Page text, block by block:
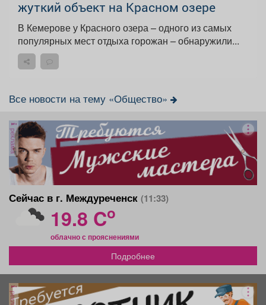
жуткий объект на Красном озере
В Кемерове у Красного озера – одного из самых
популярных мест отдыха горожан – обнаружили...
Все новости на тему «Общество»
реклама
Сейчас в г. Междуреченск (11:33)
19.8 Co
облачно с прояснениями
Подробнее